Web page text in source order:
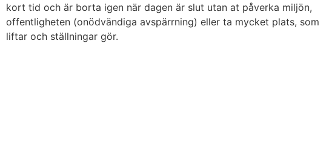
kort tid och är borta igen när dagen är slut utan at påverka miljön,
offentligheten (onödvändiga avspärrning) eller ta mycket plats, som
liftar och ställningar gör.